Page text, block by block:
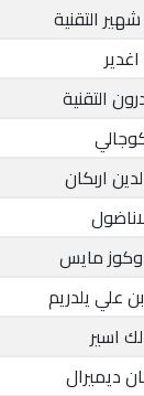
التقنية
التقنية
اربكان
مايس
علي يلدريم
اسير
ديميرال